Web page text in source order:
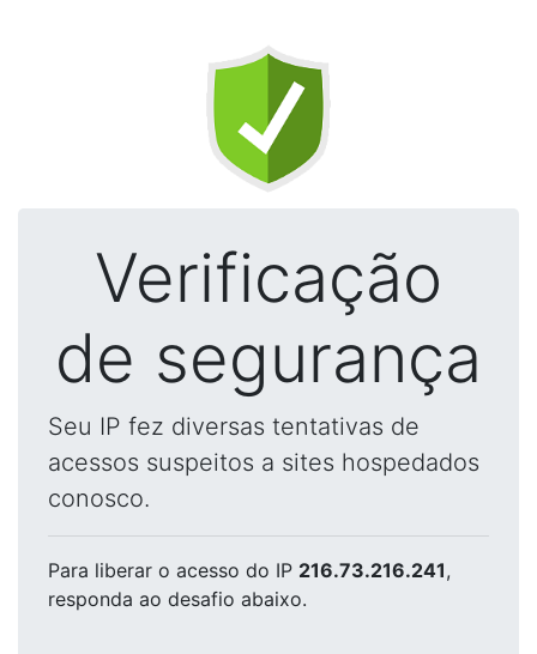
Verificação
de segurança
Seu IP fez diversas tentativas de
acessos suspeitos a sites hospedados
conosco.
Para liberar o acesso do IP 216.73.216.241,
responda ao desafio abaixo.